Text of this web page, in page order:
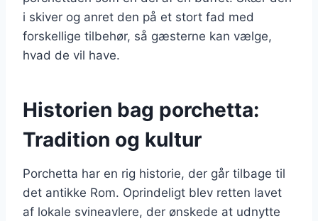
i skiver og anret den på et stort fad med
forskellige tilbehør, så gæsterne kan vælge,
hvad de vil have.
Historien bag porchetta:
Tradition og kultur
Porchetta har en rig historie, der går tilbage til
det antikke Rom. Oprindeligt blev retten lavet
af lokale svineavlere, der ønskede at udnytte